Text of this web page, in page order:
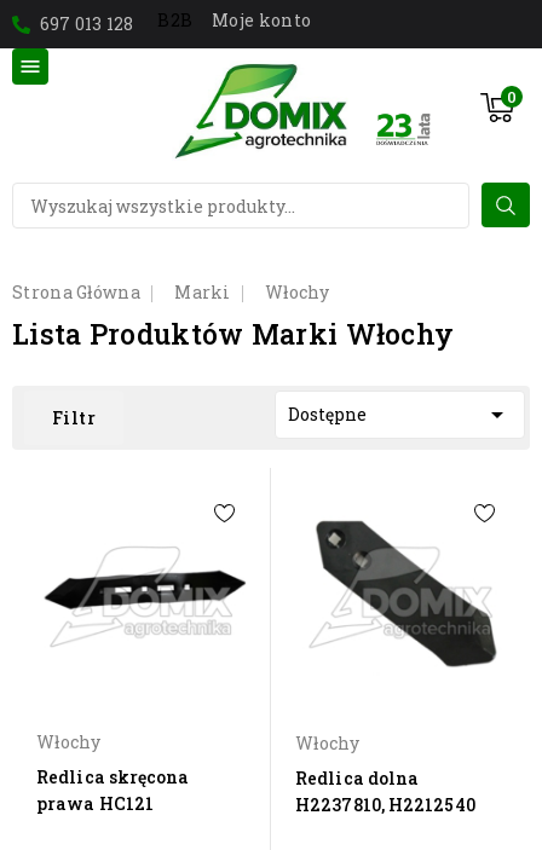
697 013 128 B2B Moje konto
0

Strona Główna Marki Włochy
Lista Produktów Marki Włochy
Filtr Dostępne 
Włochy
Redlica skręcona
prawa HC121
Włochy
Redlica dolna
H2237810, H2212540